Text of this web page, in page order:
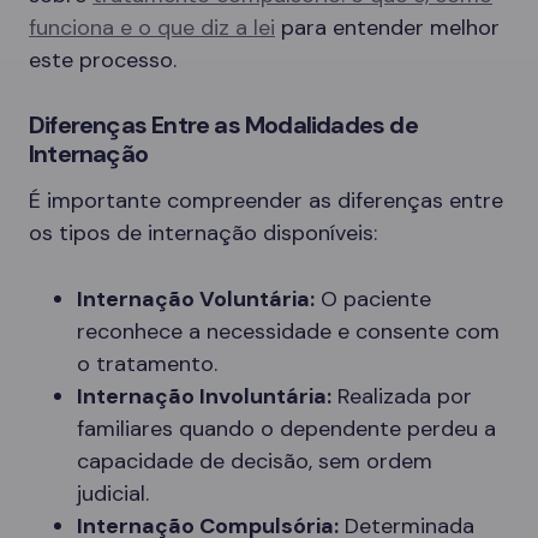
funciona e o que diz a lei para entender melhor
este processo.
Diferenças Entre as Modalidades de
Internação
É importante compreender as diferenças entre
os tipos de internação disponíveis:
Internação Voluntária: O paciente
reconhece a necessidade e consente com
o tratamento.
Internação Involuntária: Realizada por
familiares quando o dependente perdeu a
capacidade de decisão, sem ordem
judicial.
Internação Compulsória: Determinada